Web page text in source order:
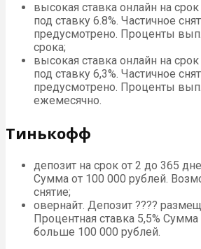
высокая ставка онлайн на
под ставку 6.8%. Частичное
предусмотрено. Проценты
срока;
высокая ставка онлайн на
под ставку 6,3%. Частичное
предусмотрено. Проценты
ежемесячно.
Тинькофф
депозит на срок от 2 до 365
Сумма от 100 000 рублей.
снятие;
овернайт. Депозит ????
Процентная ставка 5,5%
больше 100 000 рублей.